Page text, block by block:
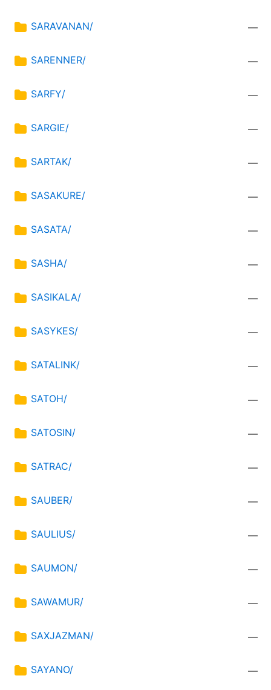
SARAVANAN/ —
SARENNER/ —
SARFY/ —
SARGIE/ —
SARTAK/ —
SASAKURE/ —
SASATA/ —
SASHA/ —
SASIKALA/ —
SASYKES/ —
SATALINK/ —
SATOH/ —
SATOSIN/ —
SATRAC/ —
SAUBER/ —
SAULIUS/ —
SAUMON/ —
SAWAMUR/ —
SAXJAZMAN/ —
SAYANO/ —